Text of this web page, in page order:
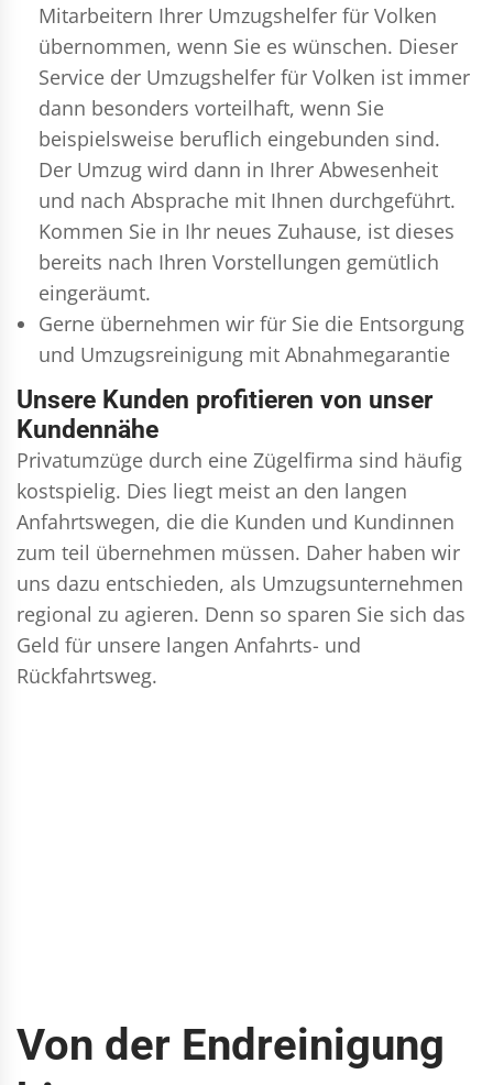
Mitarbeitern Ihrer Umzugshelfer für Volken
übernommen, wenn Sie es wünschen. Dieser
Service der Umzugshelfer für Volken ist immer
dann besonders vorteilhaft, wenn Sie
beispielsweise beruflich eingebunden sind.
Der Umzug wird dann in Ihrer Abwesenheit
und nach Absprache mit Ihnen durchgeführt.
Kommen Sie in Ihr neues Zuhause, ist dieses
bereits nach Ihren Vorstellungen gemütlich
eingeräumt.
Gerne übernehmen wir für Sie die Entsorgung
und Umzugsreinigung mit Abnahmegarantie
Unsere Kunden profitieren von unser
Kundennähe
Privatumzüge durch eine Zügelfirma sind häufig
kostspielig. Dies liegt meist an den langen
Anfahrtswegen, die die Kunden und Kundinnen
zum teil übernehmen müssen. Daher haben wir
uns dazu entschieden, als Umzugsunternehmen
regional zu agieren. Denn so sparen Sie sich das
Geld für unsere langen Anfahrts- und
Rückfahrtsweg.
Von der Endreinigung